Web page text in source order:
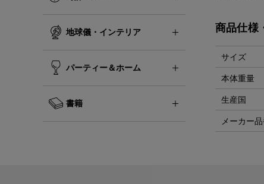
地球儀・インテリア
パーティー＆ホーム
書籍
商品仕様
サイズ
本体重量
生産国
メーカー